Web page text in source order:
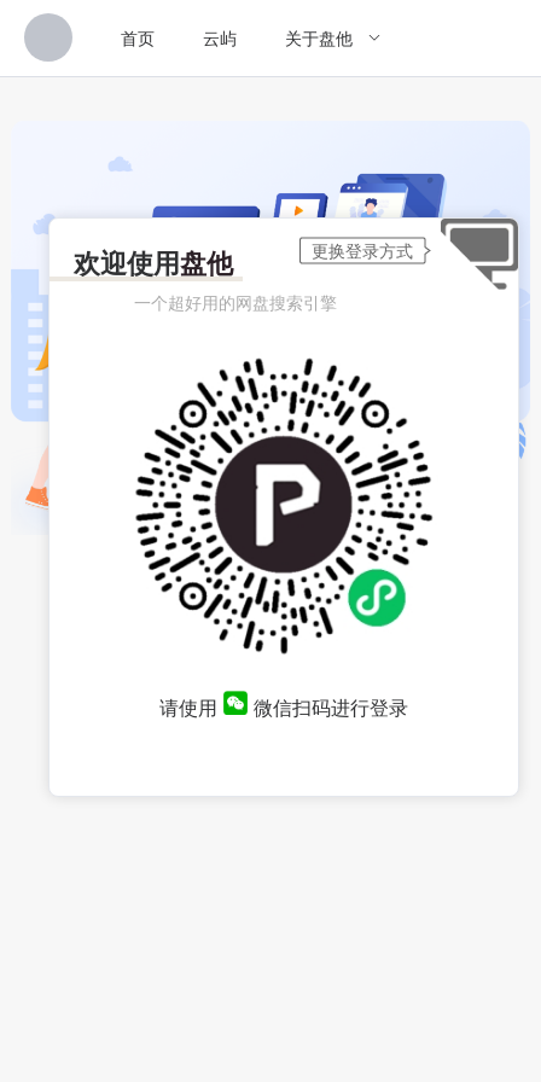
首页 云屿 关于盘他
欢迎使用盘他
一个超好用的网盘搜索引擎
请使用 微信扫码进行登录